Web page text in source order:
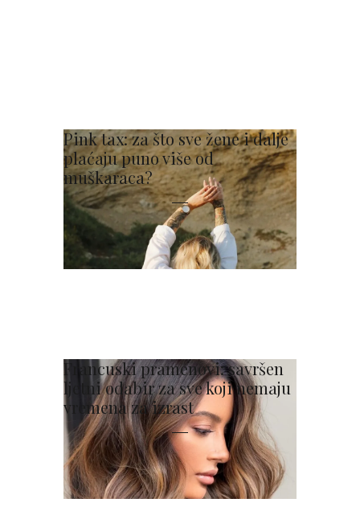
Pink tax: za što sve žene i dalje
plaćaju puno više od
muškaraca?
Francuski pramenovi: savršen
ljetni odabir za sve koji nemaju
vremena za izrast